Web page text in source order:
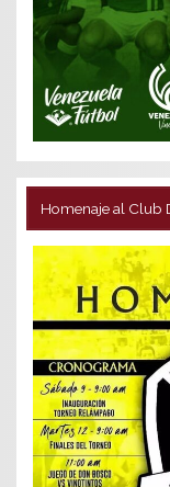
Homenaje al Club